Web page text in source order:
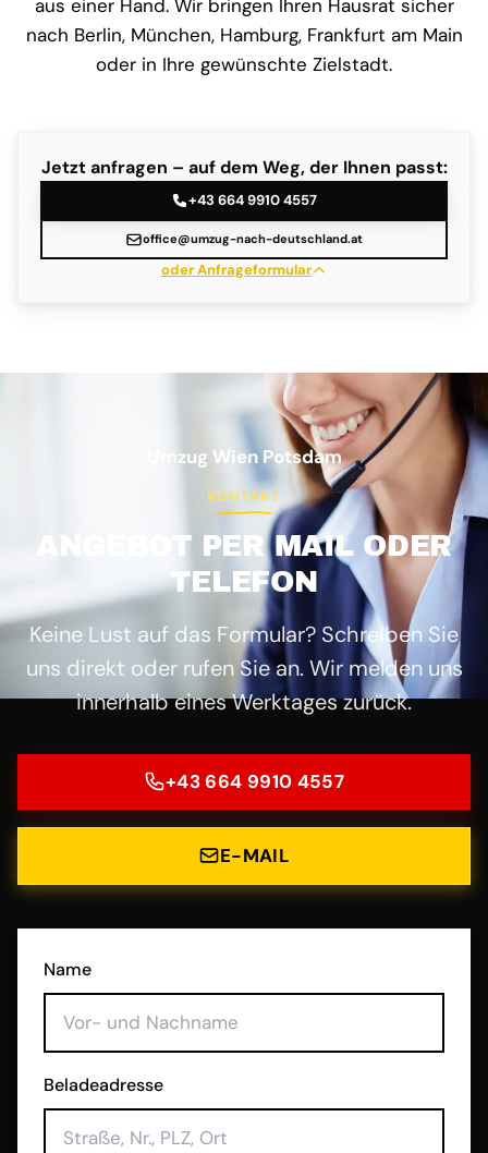
aus einer Hand. Wir bringen Ihren Hausrat sicher
nach Berlin, München, Hamburg, Frankfurt am Main
oder in Ihre gewünschte Zielstadt.
Jetzt anfragen – auf dem Weg, der Ihnen passt:
+43 664 9910 4557
office@umzug-nach-deutschland.at
oder Anfrageformular
Umzug Wien Potsdam
KONTAKT
ANGEBOT PER MAIL ODER
TELEFON
Keine Lust auf das Formular? Schreiben Sie
uns direkt oder rufen Sie an. Wir melden uns
innerhalb eines Werktages zurück.
+43 664 9910 4557
E-MAIL
Name
Beladeadresse